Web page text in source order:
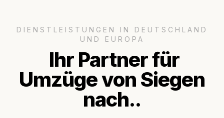
DIENSTLEISTUNGEN IN DEUTSCHLAND
UND EUROPA
Ihr Partner für
Umzüge von Siegen
nach..